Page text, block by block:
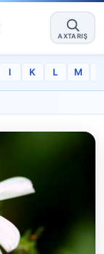
AXTARIŞ
I K L M